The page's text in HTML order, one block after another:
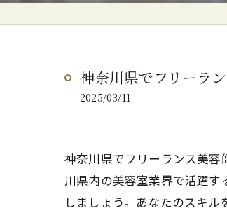
神奈川県でフリーラ
2025/03/11
神奈川県でフリーランス美
川県内の美容室業界で活躍
しましょう。あなたのスキル